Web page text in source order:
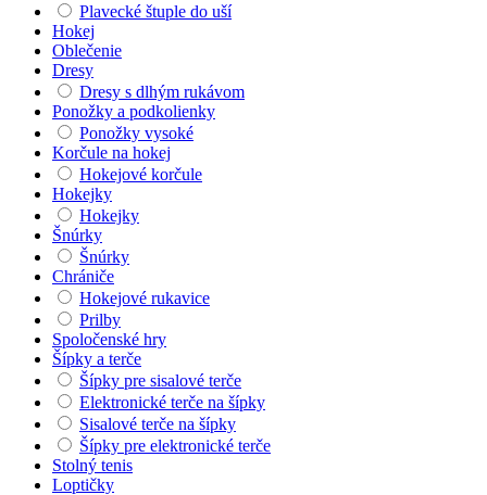
Plavecké štuple do uší
Hokej
Oblečenie
Dresy
Dresy s dlhým rukávom
Ponožky a podkolienky
Ponožky vysoké
Korčule na hokej
Hokejové korčule
Hokejky
Hokejky
Šnúrky
Šnúrky
Chrániče
Hokejové rukavice
Prilby
Spoločenské hry
Šípky a terče
Šípky pre sisalové terče
Elektronické terče na šípky
Sisalové terče na šípky
Šípky pre elektronické terče
Stolný tenis
Loptičky